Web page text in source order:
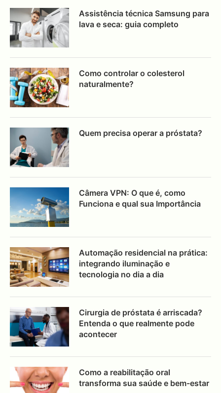
Assistência técnica Samsung para
lava e seca: guia completo
Como controlar o colesterol
naturalmente?
Quem precisa operar a próstata?
Câmera VPN: O que é, como
Funciona e qual sua Importância
Automação residencial na prática:
integrando iluminação e
tecnologia no dia a dia
Cirurgia de próstata é arriscada?
Entenda o que realmente pode
acontecer
Como a reabilitação oral
transforma sua saúde e bem-estar